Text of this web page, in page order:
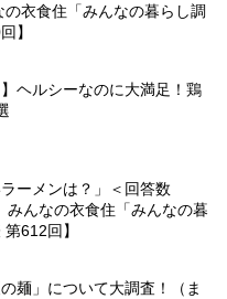
衣食住「みんなの暮らし調
】
】ヘルシーなのに大満足！鶏
ーメンは？」＜回答数
みんなの衣食住「みんなの暮
612回】
麺」について大調査！（ま